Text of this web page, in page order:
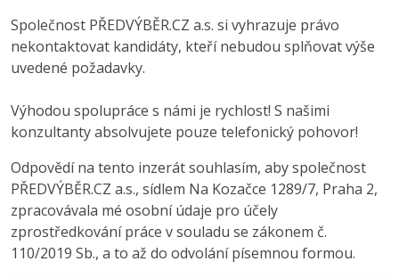
Společnost PŘEDVÝBĚR.CZ a.s. si vyhrazuje právo
nekontaktovat kandidáty, kteří nebudou splňovat výše
uvedené požadavky.
Výhodou spolupráce s námi je rychlost! S našimi
konzultanty absolvujete pouze telefonický pohovor!
Odpovědí na tento inzerát souhlasím, aby společnost
PŘEDVÝBĚR.CZ a.s., sídlem Na Kozačce 1289/7, Praha 2,
zpracovávala mé osobní údaje pro účely
zprostředkování práce v souladu se zákonem č.
110/2019 Sb., a to až do odvolání písemnou formou.